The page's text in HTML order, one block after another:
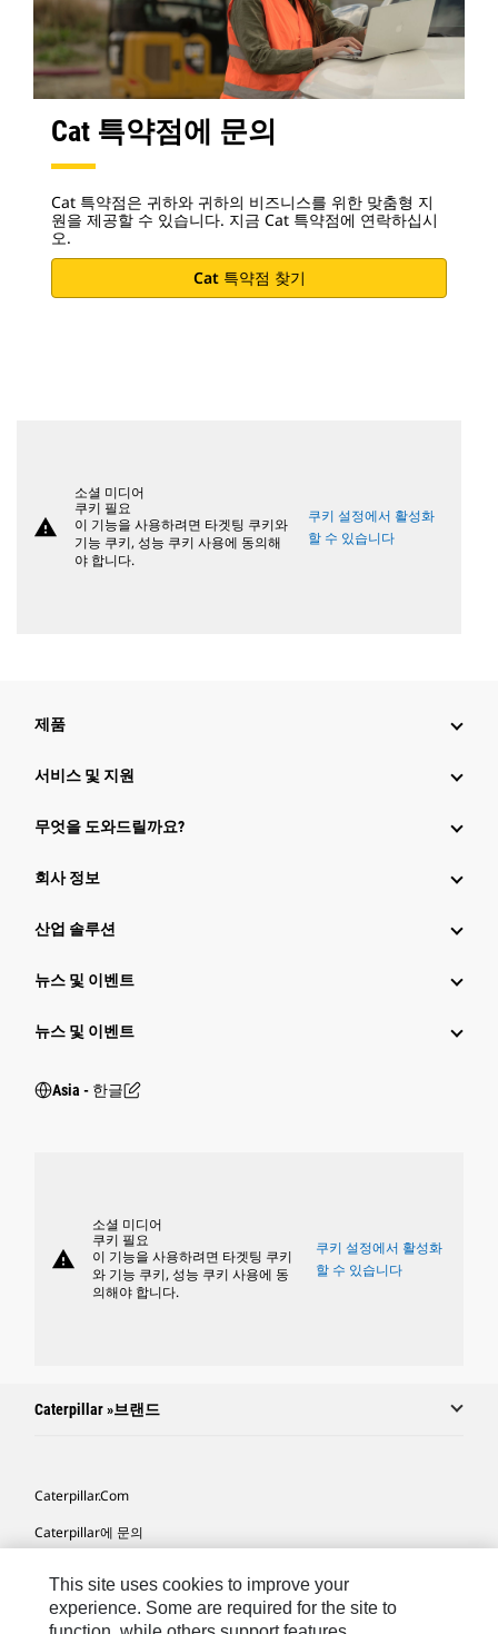
Cat 특약점에 문의
Cat 특약점은 귀하와 귀하의 비즈니스를 위한 맞춤형 지
원을 제공할 수 있습니다. 지금 Cat 특약점에 연락하십시
오.
Cat 특약점 찾기
warning
소셜 미디어
쿠키 필요
이 기능을 사용하려면 타겟팅 쿠키와
기능 쿠키, 성능 쿠키 사용에 동의해
야 합니다.
쿠키 설정에서 활성화
할 수 있습니다
제품
서비스 및 지원
무엇을 도와드릴까요?
회사 정보
산업 솔루션
뉴스 및 이벤트
뉴스 및 이벤트
Asia - 한글
warning
소셜 미디어
쿠키 필요
이 기능을 사용하려면 타겟팅 쿠키
와 기능 쿠키, 성능 쿠키 사용에 동
의해야 합니다.
쿠키 설정에서 활성화
할 수 있습니다
Caterpillar »브랜드
Caterpillar.com
Caterpillar에 문의
사이트 맵
This site uses cookies to improve your
experience. Some are required for the site to